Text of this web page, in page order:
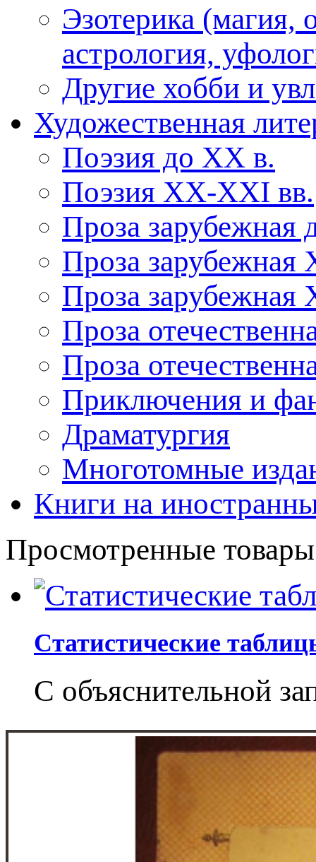
Эзотерика (магия,
астрология,
Другие хобби и
Художественная
Поэзия до XX в.
Поэзия XX-XXI вв.
Проза зарубежная
Проза зарубежная
Проза
Проза
Проза
Приключения и
Драматургия
Многотомные
Книги на
Просмотренные товары
Статистические
С объяснительной